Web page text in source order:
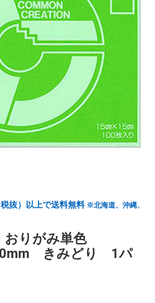
抜）以上で送料無料 ※北海道、沖縄、
りがみ単色
きみどり 1パ